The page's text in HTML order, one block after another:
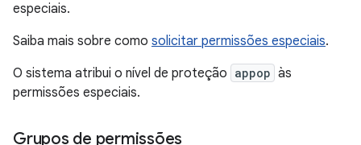
especiais.
Saiba mais sobre como solicitar permissões especiais.
O sistema atribui o nível de proteção appop às
permissões especiais.
Grupos de permissões